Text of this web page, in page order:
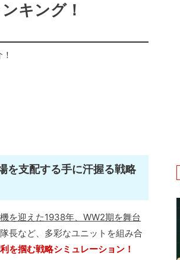
キング！
を支配する手に汗握る戦略
を迎えた1938年、WW2期を舞台
長など、多彩なユニットを組み合
を掴む戦略シミュレーション！